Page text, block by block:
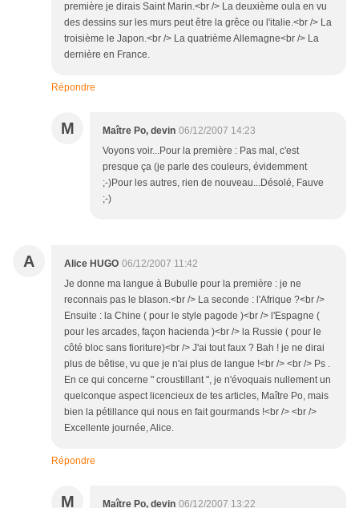
première je dirais Saint Marin.<br /> La deuxième oula en vu
des dessins sur les murs peut être la grêce ou l'italie.<br /> La
troisième le Japon.<br /> La quatrième Allemagne<br /> La
dernière en France.
Répondre
M Maître Po, devin 06/12/2007 14:23
Voyons voir...Pour la première : Pas mal, c'est
presque ça (je parle des couleurs, évidemment
;-)Pour les autres, rien de nouveau...Désolé, Fauve
;-)
A Alice HUGO 06/12/2007 11:42
Je donne ma langue à Bubulle pour la première : je ne
reconnais pas le blason.<br /> La seconde : l'Afrique ?<br />
Ensuite : la Chine ( pour le style pagode )<br /> l'Espagne (
pour les arcades, façon hacienda )<br /> la Russie ( pour le
côté bloc sans fioriture)<br /> J'ai tout faux ? Bah ! je ne dirai
plus de bêtise, vu que je n'ai plus de langue !<br /> <br /> Ps .
En ce qui concerne " croustillant ", je n'évoquais nullement un
quelconque aspect licencieux de tes articles, Maître Po, mais
bien la pétillance qui nous en fait gourmands !<br /> <br />
Excellente journée, Alice.
Répondre
M Maître Po, devin 06/12/2007 13:22